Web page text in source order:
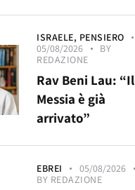
ISRAELE, PENSIERO
05/08/2026
BY
REDAZIONE
Rav Beni Lau: “Il
Messia è già
arrivato”
EBREI
05/08/2026
BY REDAZIONE